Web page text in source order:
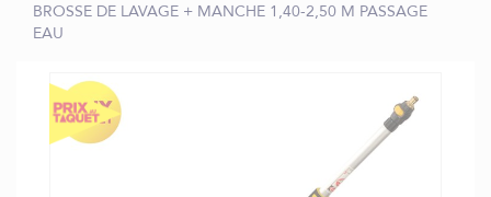
BROSSE DE LAVAGE + MANCHE 1,40-2,50 M PASSAGE
EAU
Skip
to
the
end